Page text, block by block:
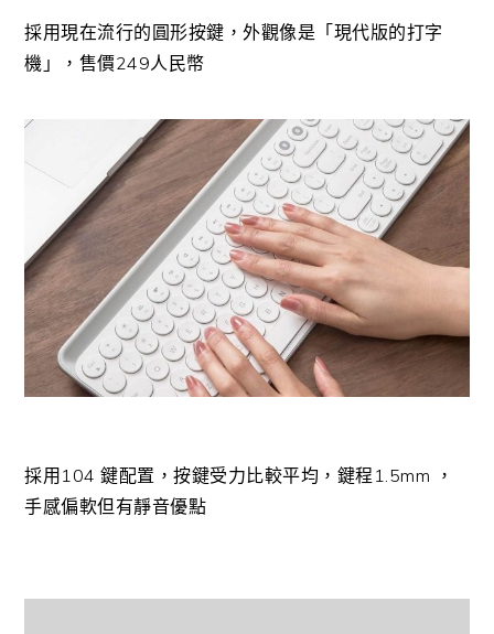
採用現在流行的圓形按鍵，外觀像是「現代版的打字
機」，售價249人民幣
採用104 鍵配置，按鍵受力比較平均，鍵程1.5mm ，
手感偏軟但有靜音優點